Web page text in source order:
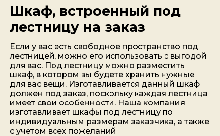
Шкаф, встроенный под
лестницу на заказ
Если у вас есть свободное пространство под
лестницей, можно его использовать с выгодой
для вас. Под лестницу можно разместить
шкаф, в котором вы будете хранить нужные
для вас вещи. Изготавливается данный шкаф
должен под заказ, поскольку каждая лестница
имеет свои особенности. Наша компания
изготавливает шкафы под лестницу по
индивидуальным размерам заказчика, а также
с учетом всех пожеланий